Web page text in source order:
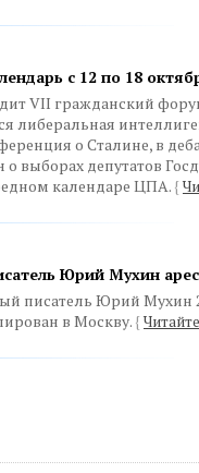
с 12 по 18
VII гражданский
либеральная
о Сталине, в
о выборах депутатов
календаре ЦПА. {
Юрий Мухин
писатель Юрий Мухин
в Москву. {